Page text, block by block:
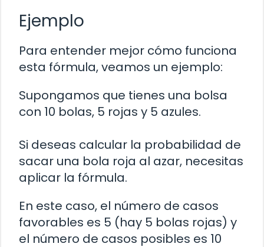
Ejemplo
Para entender mejor cómo funciona
esta fórmula, veamos un ejemplo:
Supongamos que tienes una bolsa
con 10 bolas, 5 rojas y 5 azules.
Si deseas calcular la probabilidad de
sacar una bola roja al azar, necesitas
aplicar la fórmula.
En este caso, el número de casos
favorables es 5 (hay 5 bolas rojas) y
el número de casos posibles es 10